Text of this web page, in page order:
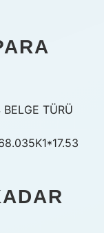
TÜRÜ